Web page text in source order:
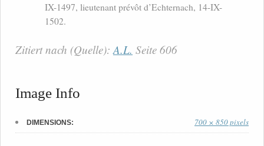
IX-1497, lieutenant prévôt d’Echternach, 14-IX-
1502.
Zitiert nach (Quelle):A.L. Seite 606
Image Info
DIMENSIONS: 700 × 850 pixels